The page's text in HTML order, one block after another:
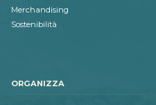
Merchandising
Sostenibilità
ORGANIZZA